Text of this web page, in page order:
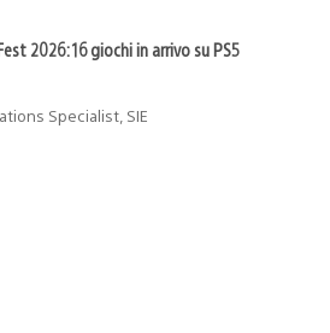
2026: 16 giochi in arrivo su PS5
Specialist, SIE